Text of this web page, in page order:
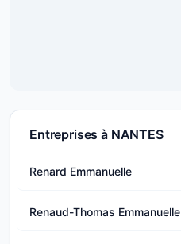
Entreprises à NANTES
Renard Emmanuelle
Renaud-Thomas Emmanuelle